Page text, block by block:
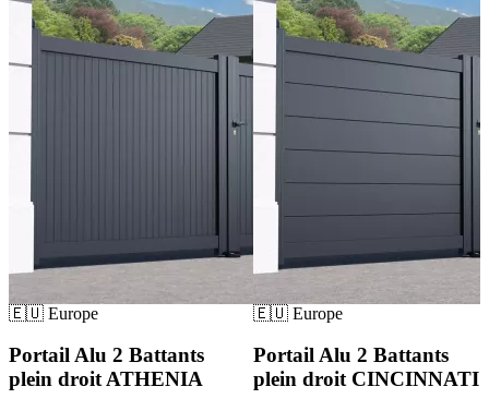
🇪🇺 Europe
Portail Alu 2 Battants
plein droit ATHENIA
🇪🇺 Europe
Portail Alu 2 Battants
plein droit CINCINNATI